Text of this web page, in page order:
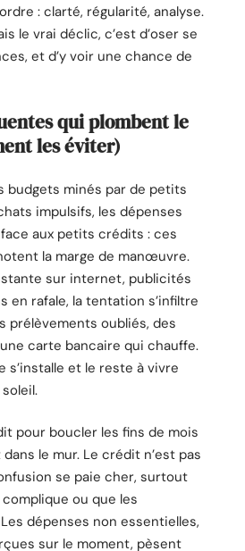
: clarté, régularité, analyse.
le vrai déclic, c’est d’oser se
et d’y voir une chance de
qui plombent le
les éviter)
budgets minés par de petits
impulsifs, les dépenses
aux petits crédits : ces
la marge de manœuvre.
sur internet, publicités
en rafale, la tentation s’infiltre
prélèvements oubliés, des
carte bancaire qui chauffe.
s’installe et le reste à vivre
pour boucler les fins de mois
le mur. Le crédit n’est pas
se paie cher, surtout
ou que les
dépenses non essentielles,
sur le moment, pèsent